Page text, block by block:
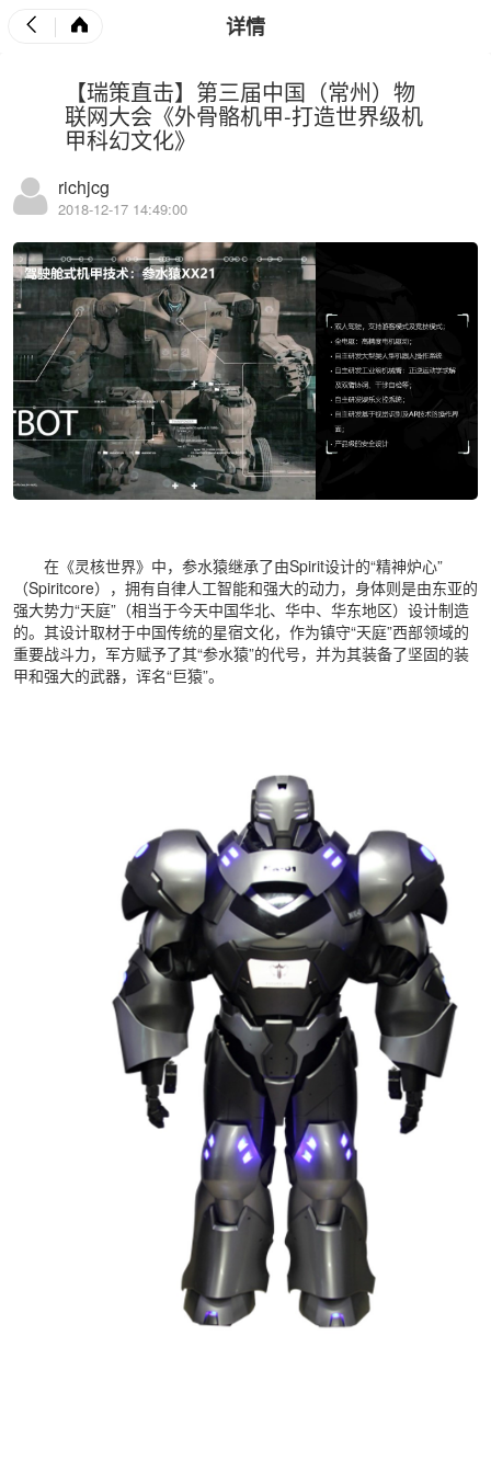
详情
【瑞策直击】第三届中国（常州）物
联网大会《外骨骼机甲-打造世界级机
甲科幻文化》
richjcg
2018-12-17 14:49:00
在《灵核世界》中，参水猿继承了由Spirit设计的“精神炉心”
（Spiritcore），拥有自律人工智能和强大的动力，身体则是由东亚的
强大势力“天庭”（相当于今天中国华北、华中、华东地区）设计制造
的。其设计取材于中国传统的星宿文化，作为镇守“天庭”西部领域的
重要战斗力，军方赋予了其“参水猿”的代号，并为其装备了坚固的装
甲和强大的武器，诨名“巨猿”。